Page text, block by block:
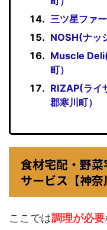
三ツ星ファ
NOSH(ナッ
Muscle
町）
RIZAP(ライ
郡寒川町）
食材宅配・野
サービス【神奈
ここでは調理が必要